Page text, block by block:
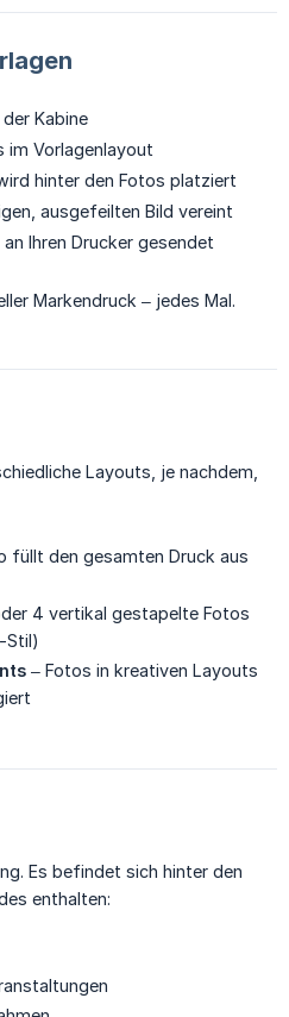
Kabine
im Vorlagenlayout
hinter den Fotos platziert
ausgefeilten Bild vereint
Ihren Drucker gesendet
Markendruck – jedes Mal.
Layouts, je nachdem,
füllt den gesamten Druck aus
4 vertikal gestapelte Fotos
Stil)
– Fotos in kreativen Layouts
Es befindet sich hinter den
enthalten: